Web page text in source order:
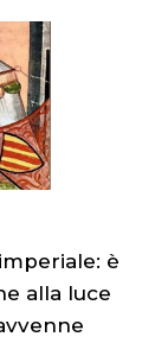
è
alla luce